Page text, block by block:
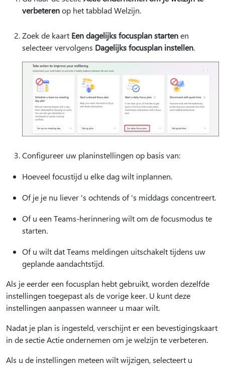
verbeterenop het tabblad Welzijn.
Zoek de kaart Een dagelijks focusplan startenen
selecteer vervolgens Dagelijks focusplan instellen.
Configureer uw planinstellingen op basis van:
Hoeveel focustijd u elke dag wilt inplannen.
Of je je nu liever 's ochtends of 's middags concentreert.
Of u een Teams-herinnering wilt om de focusmodus te
starten.
Of u wilt dat Teams meldingen uitschakelt tijdens uw
geplande aandachtstijd.
Als je eerder een focusplan hebt gebruikt, worden dezelfde
instellingen toegepast als de vorige keer. U kunt deze
instellingen aanpassen wanneer u maar wilt.
Nadat je plan is ingesteld, verschijnt er een bevestigingskaart
in de sectie Actie ondernemen om je welzijn te verbeteren.
Als u de instellingen meteen wilt wijzigen, selecteert u